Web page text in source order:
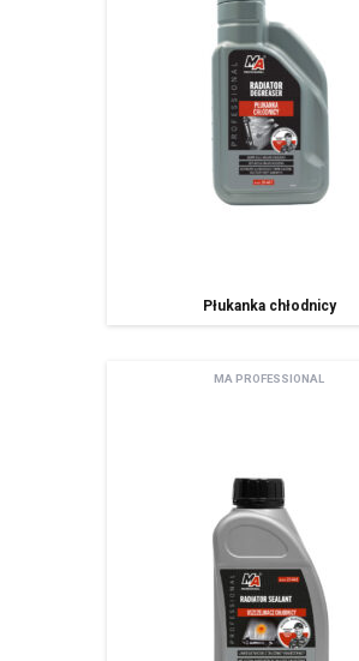
Płukanka chłodnicy
MA PROFESSIONAL